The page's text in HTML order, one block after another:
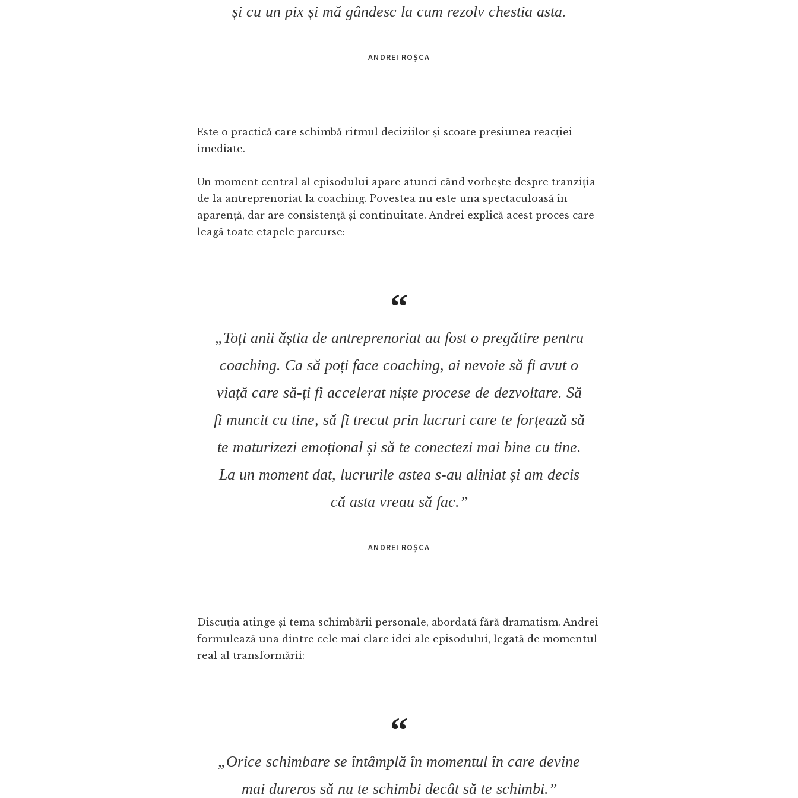
și cu un pix și mă gândesc la cum rezolv chestia asta.
ANDREI ROȘCA
Este o practică care schimbă ritmul deciziilor și scoate presiunea reacției
imediate.
Un moment central al episodului apare atunci când vorbește despre tranziția
de la antreprenoriat la coaching. Povestea nu este una spectaculoasă în
aparență, dar are consistență și continuitate. Andrei explică acest proces care
leagă toate etapele parcurse:
„Toți anii ăștia de antreprenoriat au fost o pregătire pentru
coaching. Ca să poți face coaching, ai nevoie să fi avut o
viață care să-ți fi accelerat niște procese de dezvoltare. Să
fi muncit cu tine, să fi trecut prin lucruri care te forțează să
te maturizezi emoțional și să te conectezi mai bine cu tine.
La un moment dat, lucrurile astea s-au aliniat și am decis
că asta vreau să fac.”
ANDREI ROȘCA
Discuția atinge și tema schimbării personale, abordată fără dramatism. Andrei
formulează una dintre cele mai clare idei ale episodului, legată de momentul
real al transformării:
„Orice schimbare se întâmplă în momentul în care devine
mai dureros să nu te schimbi decât să te schimbi.”